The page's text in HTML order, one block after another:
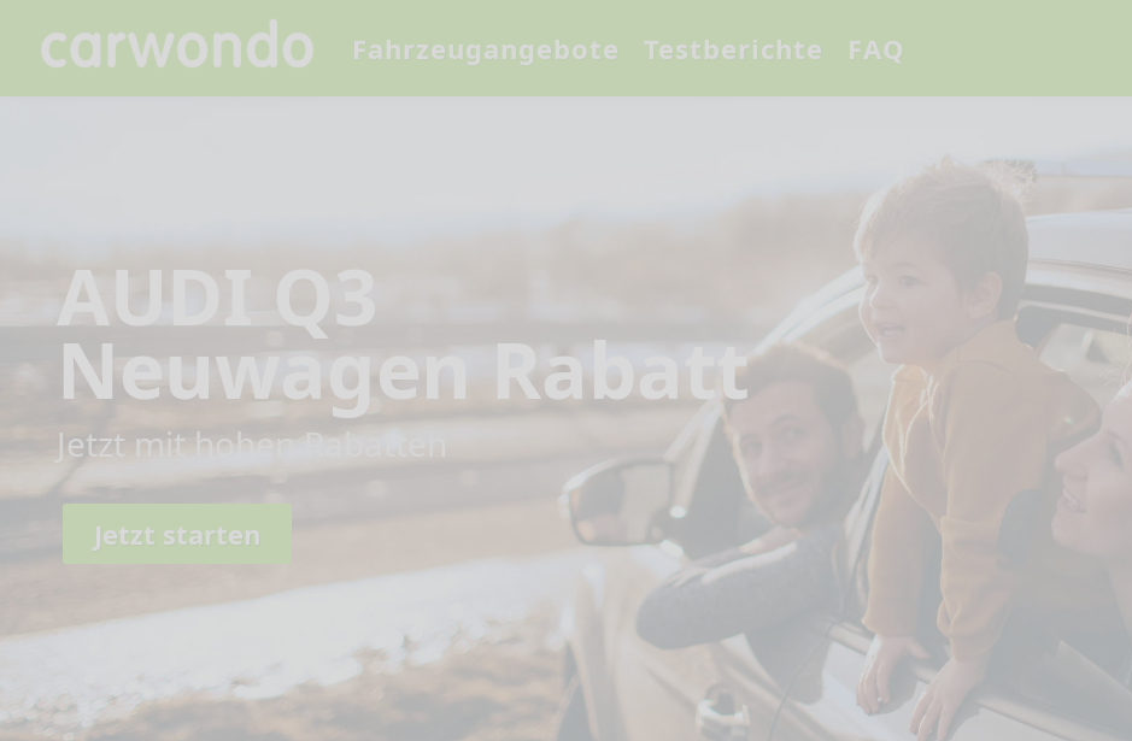
Fahrzeugangebote Testberichte FAQ
AUDI Q3
Neuwagen Rabatt
Jetzt mit hohen Rabatten
Jetzt starten